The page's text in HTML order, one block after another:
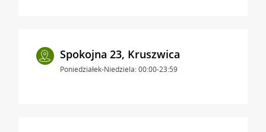
Spokojna 23, Kruszwica
Poniedziałek-Niedziela: 00:00-23:59